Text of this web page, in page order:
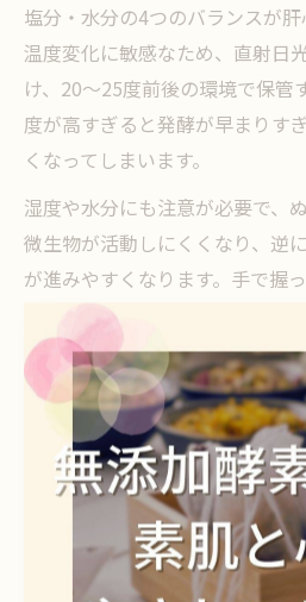
塩分・水分の4つのバランスが
温度変化に敏感なため、直射日
け、20〜25度前後の環境で保管
度が高すぎると発酵が早まりす
くなってしまいます。
湿度や水分にも注意が必要で、
微生物が活動しにくくなり、逆
が進みやすくなります。手で握
しっとり感を目安に調整しまし
定させ雑菌の繁殖を防ぐ役割が
や塩の補給を行うことが大切で
これらの管理を継続することで
定したぬか床を保つことができ
怠らず続けたことで、ぬか漬け
いしく食べられるようになった
的なケアが長くぬか床を楽しむ